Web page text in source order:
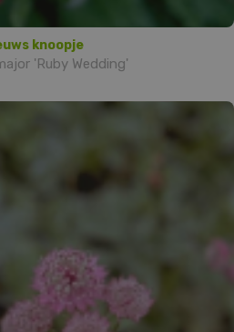
knoopje
'Ruby Wedding'